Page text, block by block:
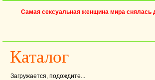
Самая сексуальная женщина мира снялась
Каталог
Загружается, подождите...